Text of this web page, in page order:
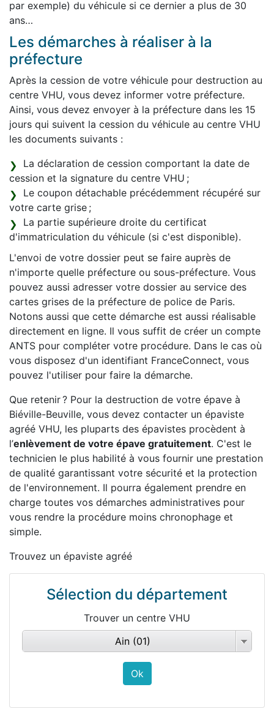
par exemple) du véhicule si ce dernier a plus de 30
ans…
Les démarches à réaliser à la
préfecture
Après la cession de votre véhicule pour destruction au
centre VHU, vous devez informer votre préfecture.
Ainsi, vous devez envoyer à la préfecture dans les 15
jours qui suivent la cession du véhicule au centre VHU
les documents suivants :
La déclaration de cession comportant la date de
cession et la signature du centre VHU ;
Le coupon détachable précédemment récupéré sur
votre carte grise ;
La partie supérieure droite du certificat
d'immatriculation du véhicule (si c'est disponible).
L'envoi de votre dossier peut se faire auprès de
n'importe quelle préfecture ou sous-préfecture. Vous
pouvez aussi adresser votre dossier au service des
cartes grises de la préfecture de police de Paris.
Notons aussi que cette démarche est aussi réalisable
directement en ligne. Il vous suffit de créer un compte
ANTS pour compléter votre procédure. Dans le cas où
vous disposez d'un identifiant FranceConnect, vous
pouvez l'utiliser pour faire la démarche.
Que retenir ? Pour la destruction de votre épave à
Biéville-Beuville, vous devez contacter un épaviste
agréé VHU, les pluparts des épavistes procèdent à
l’enlèvement de votre épave gratuitement. C'est le
technicien le plus habilité à vous fournir une prestation
de qualité garantissant votre sécurité et la protection
de l'environnement. Il pourra également prendre en
charge toutes vos démarches administratives pour
vous rendre la procédure moins chronophage et
simple.
Trouvez un épaviste agréé
Sélection du département
Trouver un centre VHU
Ain (01)